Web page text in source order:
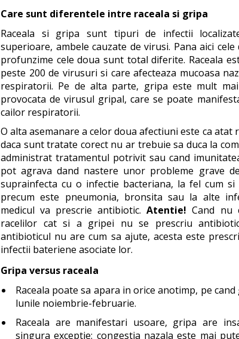
Care sunt diferentele intre raceala si gripa
Raceala si gripa sunt tipuri de infectii
superioare, ambele cauzate de virusi. Pana aici
profunzime cele doua sunt total diferite. Raceala
peste 200 de virusuri si care afecteaza mucoasa
respiratorii. Pe de alta parte, gripa este mult
provocata de virusul gripal, care se poate
cailor respiratorii.
O alta asemanare a celor doua afectiuni este ca atat
daca sunt tratate corect nu ar trebuie sa duca la
administrat tratamentul potrivit sau cand
pot agrava dand nastere unor probleme grave
suprainfecta cu o infectie bacteriana, la fel cum
precum este pneumonia, bronsita sau la alte
medicul va prescrie antibiotic.Atentie! Cand nu
racelilor cat si a gripei nu se prescriu
antibioticul nu are cum sa ajute, acesta este
infectii bateriene asociate lor.
Gripa versus raceala
Raceala poate sa apara in orice anotimp, pe
lunile noiembrie-februarie.
Raceala are manifestari usoare, gripa are
singura exceptie: congestia nazala este mai